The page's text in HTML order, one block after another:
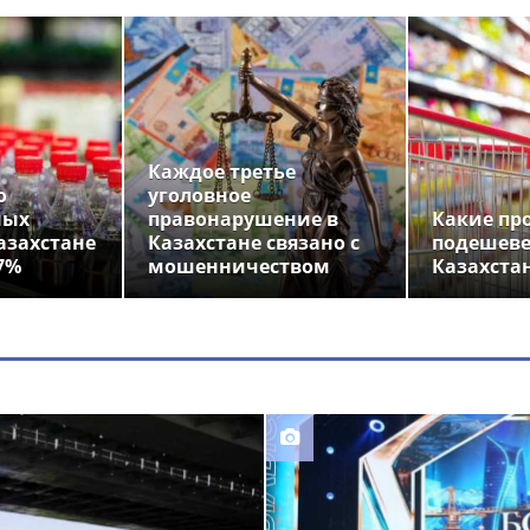
Каждое третье
уголовное
правонарушение в
Казахстане связано с
мошенничеством
Какие